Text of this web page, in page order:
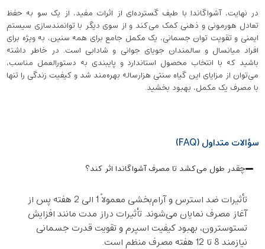
در نهایت، آشواگاندا با طیف گسترده‌ای از اثرات مفید، از یک سو به حفظ
تعادل هورمونی و ذهنی کمک می‌کند و از سوی دیگر با توانمندسازی سیستم
ایمنی و تقویت توان جسمانی، یک مکمل جامع برای همه‌ سنین، به ‌ویژه برای
افراد میانسال و سالمندان جویای جوانی و شادابی است. در خاطر داشته
باشید که با انتخاب محصول استاندارد و پایبندی به دستورالعمل مناسب،
می‌توان از مزایای این گیاه سنتی هزارساله بهره‌مند شد و کیفیت زندگی را تنها
با مصرف یک مکمل، بهبود بخشید.
سؤالات متداول (FAQ)
چقدر طول می‌کشد تا مصرف آشواگاندا اثر کند؟
تأثیرات ضد استرس و آرام‌بخشی معمولاً 1 الی 2 هفته پس از
آغاز مصرف نمایان می‌شوند. تأثیرات دراز مدت مانند افزایش
تستوسترون، بهبود کیفیت اسپرم و تقویت قدرت جسمانی
نیازمند 8 تا 12 هفته مصرف منظم است.